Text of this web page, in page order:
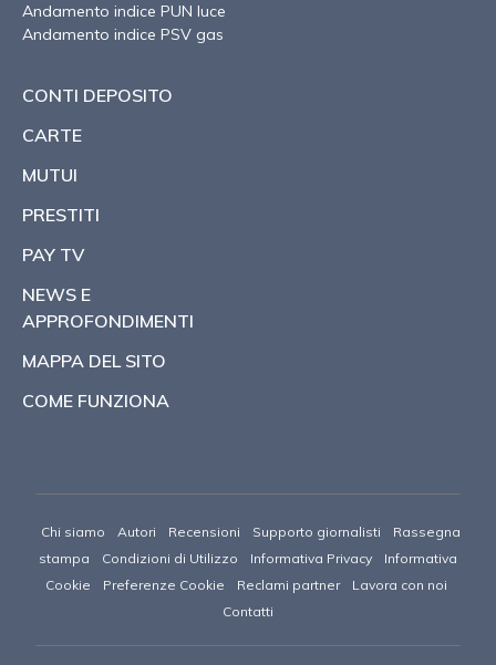
Andamento indice PUN luce
Andamento indice PSV gas
CONTI DEPOSITO
CARTE
MUTUI
PRESTITI
PAY TV
NEWS E
APPROFONDIMENTI
MAPPA DEL SITO
COME FUNZIONA
Chi siamo Autori Recensioni Supporto giornalisti
Rassegna
stampa
Condizioni di Utilizzo Informativa Privacy
Informativa
Cookie
Preferenze Cookie Reclami partner
Lavora con noi
Contatti